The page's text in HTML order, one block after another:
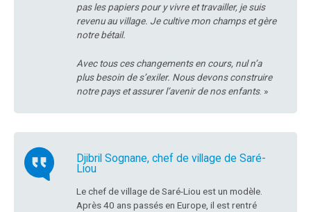
pas les papiers pour y vivre et travailler, je suis
revenu au village. Je cultive mon champs et gère
notre bétail.
Avec tous ces changements en cours, nul n’a
plus besoin de s’exiler. Nous devons construire
notre pays et assurer l’avenir de nos enfants. »
Djibril Sognane, chef de village de Saré-
Liou
Le chef de village de Saré-Liou est un modèle.
Après 40 ans passés en Europe, il est rentré